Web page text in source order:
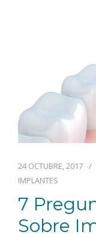
24 OCTUBRE, 2017
IMPLANTES
7
Sobre